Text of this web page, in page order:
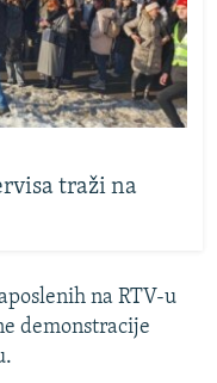
traži na
na RTV-u
demonstracije